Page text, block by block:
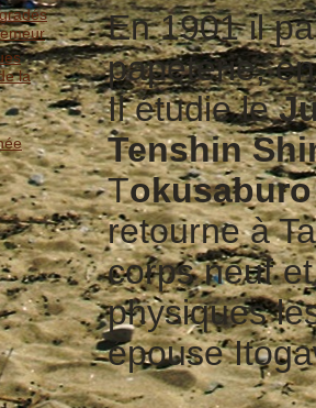
la
En 1901 il
papeterie,
Il étudie le
Tenshin
Tokusaburo
retourne à
corps neuf
physiques
épouse